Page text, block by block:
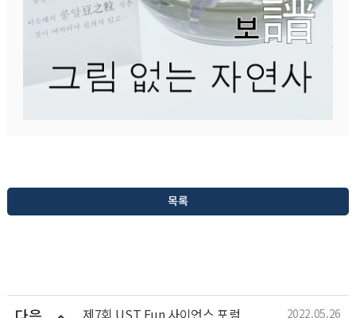
목록
제7회 UST Fun 사이언스 포럼 2022.05.26